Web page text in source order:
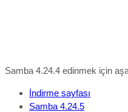
Samba 4.24.4 edinmek için
İndirme sayfası
Samba 4.24.5